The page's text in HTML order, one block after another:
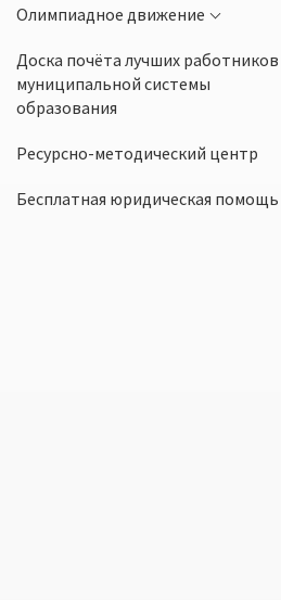
Олимпиадное движение
Доска почёта лучших работников
муниципальной системы
образования
Ресурсно-методический центр
Бесплатная юридическая помощь